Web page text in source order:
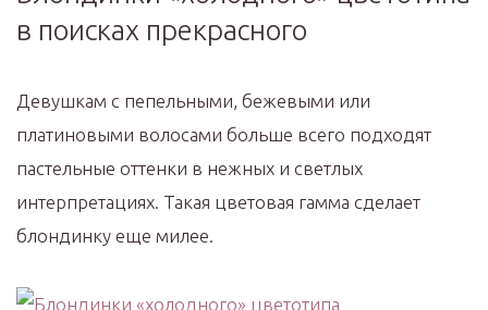
в поисках прекрасного
Девушкам с пепельными, бежевыми или
платиновыми волосами больше всего подходят
пастельные оттенки в нежных и светлых
интерпретациях. Такая цветовая гамма сделает
блондинку еще милее.